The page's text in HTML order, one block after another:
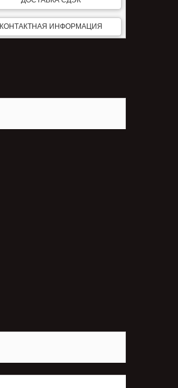
КОНТАКТНАЯ ИНФОРМАЦИЯ